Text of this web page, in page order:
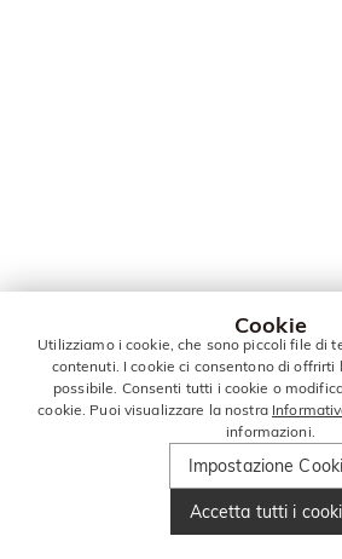
Cookie
Utilizziamo i cookie, che sono piccoli file di
contenuti. I cookie ci consentono di offrirti
possibile. Consenti tutti i cookie o
cookie. Puoi visualizzare la nostra
informazioni.
Impostazione
Accetta tutti i